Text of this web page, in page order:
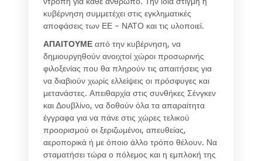
κυβέρνηση συμμετέχει στις εγκληματικές
αποφάσεις των ΕΕ – ΝΑΤΟ και τις υλοποιεί.
ΑΠΑΙΤΟΥΜΕ από την κυβέρνηση, να
δημιουργηθούν ανοιχτοί χώροι προσωρινής
φιλοξενίας που θα πληρούν τις απαιτήσεις για
να διαβιούν χωρίς ελλείψεις οι πρόσφυγες και
μετανάστες. Απειθαρχία στις συνθήκες Σένγκεν
και Δουβλίνο, να δοθούν όλα τα απαραίτητα
έγγραφα για να πάνε στις χώρες τελικού
προορισμού οι ξεριζωμένοι, απευθείας,
αεροπορικά ή με όποιο άλλο τρόπο θέλουν. Να
σταματήσει τώρα ο πόλεμος και η εμπλοκή της